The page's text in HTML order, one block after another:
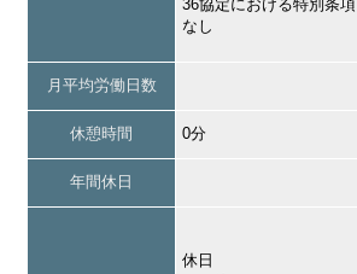
36協定における特別条項
なし
月平均労働日数
休憩時間 0分
年間休日
休日